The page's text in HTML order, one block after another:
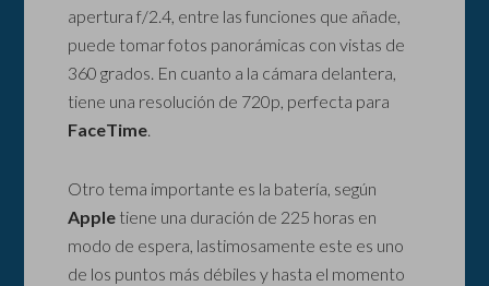
apertura f/2.4, entre las funciones que añade,
puede tomar fotos panorámicas con vistas de
360 grados. En cuanto a la cámara delantera,
tiene una resolución de 720p, perfecta para
FaceTime.
Otro tema importante es la batería, según
Apple tiene una duración de 225 horas en
modo de espera, lastimosamente este es uno
de los puntos más débiles y hasta el momento